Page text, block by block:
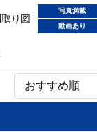
写真満載
動画あり